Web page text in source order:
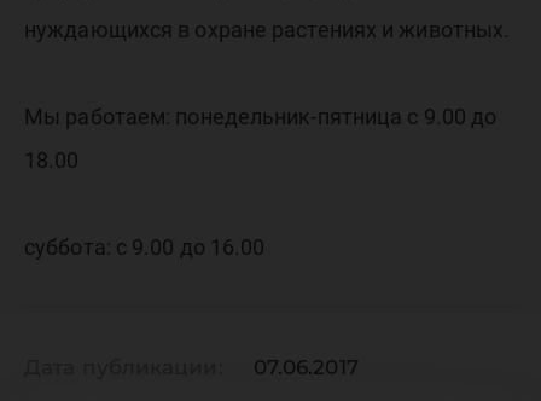
нуждающихся в охране растениях и животных.
Мы работаем: понедельник-пятница с 9.00 до
18.00
суббота: с 9.00 до 16.00
07.06.2017